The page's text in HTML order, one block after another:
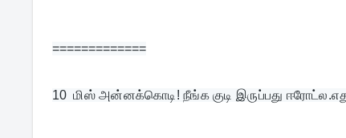
=============
10 மிஸ் அன்னக்கொடி! நீங்க குடி இருப்பது